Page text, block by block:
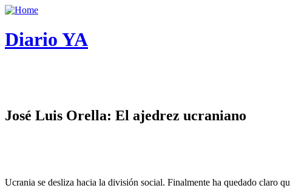
Diario YA
José Luis Orella: El ajedrez ucraniano
Ucrania se desliza hacia la división social. Finalmente ha quedado claro